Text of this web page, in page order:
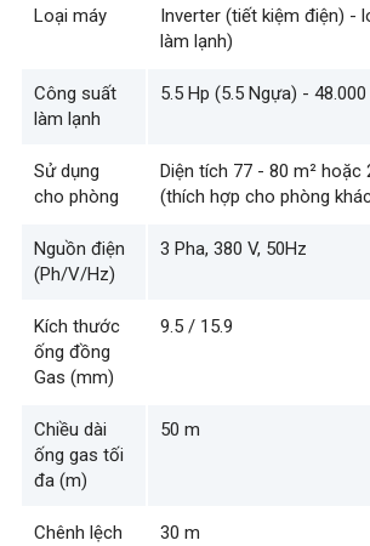
Loại máy
Inverter (tiết kiệm điện) -
làm lạnh)
Công suất
làm lạnh
5.5 Hp (5.5 Ngựa) -
Sử dụng
cho phòng
Diện tích 77 - 80 m² hoặc
(thích hợp cho phòng
Nguồn điện
(Ph/V/Hz)
3 Pha, 380 V, 50Hz
Kích thước
ống đồng
Gas (mm)
9.5 / 15.9
Chiều dài
ống gas tối
đa (m)
50 m
Chênh lệch
30 m